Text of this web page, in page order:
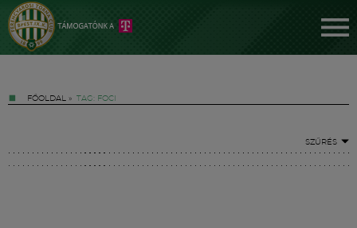
FŐOLDAL » TAG: FOCI
SZŰRÉS